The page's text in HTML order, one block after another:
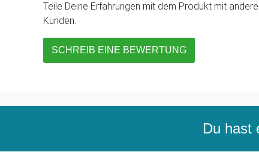
Teile Deine Erfahrungen mit dem Produkt mit
Kunden.
SCHREIB EINE BEWERTUNG
Du hast